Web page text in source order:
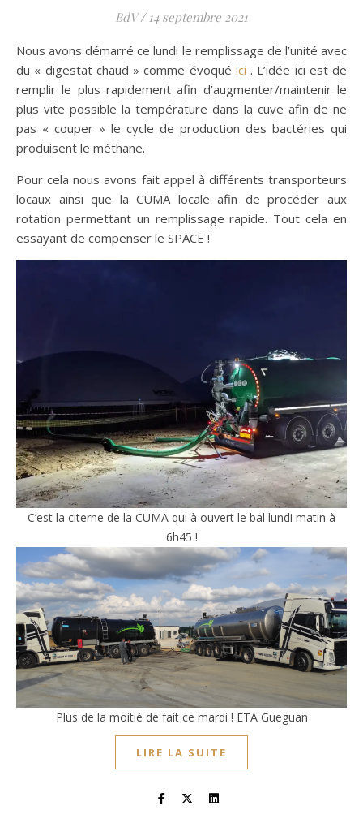
BdV / 14 septembre 2021
Nous avons démarré ce lundi le remplissage de l’unité avec
du « digestat chaud » comme évoqué ici . L’idée ici est de
remplir le plus rapidement afin d’augmenter/maintenir le
plus vite possible la température dans la cuve afin de ne
pas « couper » le cycle de production des bactéries qui
produisent le méthane.
Pour cela nous avons fait appel à différents transporteurs
locaux ainsi que la CUMA locale afin de procéder aux
rotation permettant un remplissage rapide. Tout cela en
essayant de compenser le SPACE !
C’est la citerne de la CUMA qui à ouvert le bal lundi matin à
6h45 !
Plus de la moitié de fait ce mardi ! ETA Gueguan
LIRE LA SUITE